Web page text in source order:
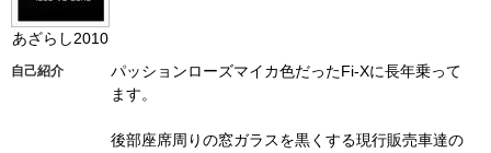
あざらし2010
自己紹介
パッションローズマイカ色だったFi-Xに長年乗って
ます。
後部座席周りの窓ガラスを黒くする現行販売車達の